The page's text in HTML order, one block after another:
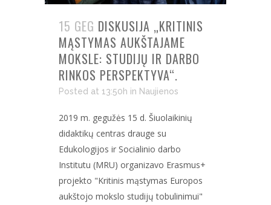
15 GEG DISKUSIJA „KRITINIS
MĄSTYMAS AUKŠTAJAME
MOKSLE: STUDIJŲ IR DARBO
RINKOS PERSPEKTYVA“.
Posted at 13:50h in Naujienos
2019 m. gegužės 15 d. Šiuolaikinių
didaktikų centras drauge su
Edukologijos ir Socialinio darbo
Institutu (MRU) organizavo Erasmus+
projekto "Kritinis mąstymas Europos
aukštojo mokslo studijų tobulinimui"